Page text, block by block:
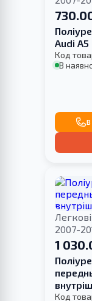
Audi A5
Код
В
В
2007-
1
Код